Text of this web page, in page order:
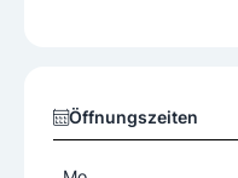
Öffnungszeiten